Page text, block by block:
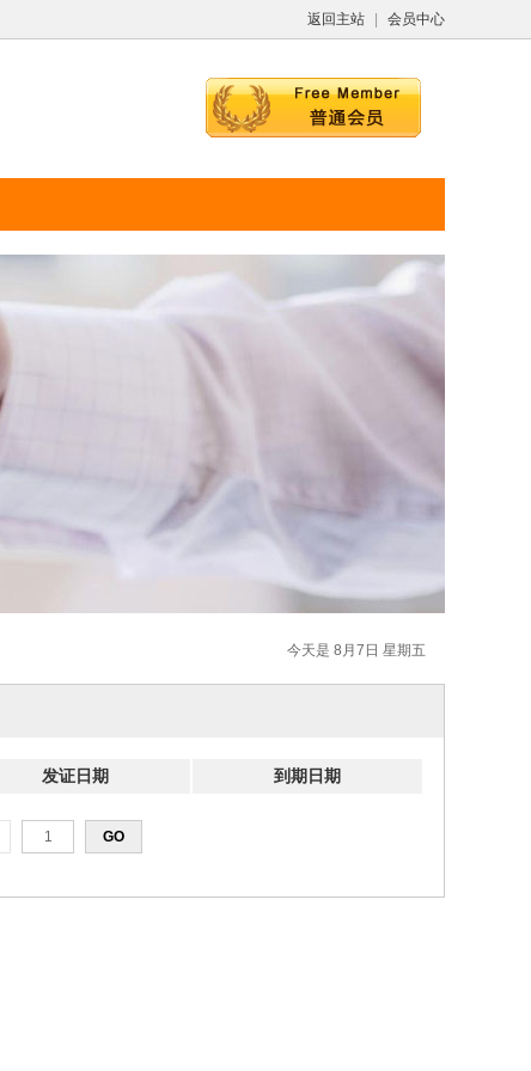
返回主站 会员中心
今天是 8月7日 星期五
发证日期 到期日期